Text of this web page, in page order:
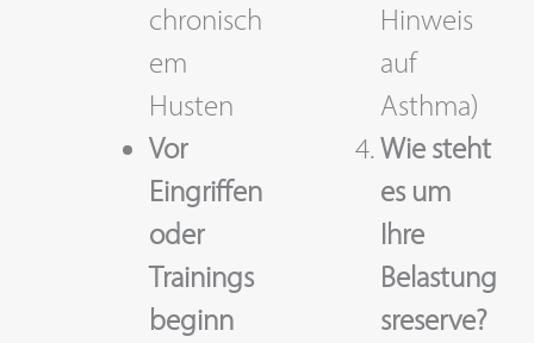
chronisch
em
Husten
Vor
Eingriffen
oder
Trainings
beginn
Hinweis
auf
Asthma)
Wie steht
es um
Ihre
Belastung
sreserve?